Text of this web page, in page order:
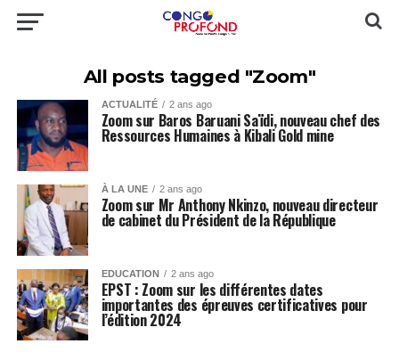
All posts tagged "Zoom"
ACTUALITÉ 2 ans ago
Zoom sur Baros Baruani Saïdi, nouveau chef des
Ressources Humaines à Kibali Gold mine
À LA UNE 2 ans ago
Zoom sur Mr Anthony Nkinzo, nouveau directeur
de cabinet du Président de la République
EDUCATION 2 ans ago
EPST : Zoom sur les différentes dates
importantes des épreuves certificatives pour
l’édition 2024